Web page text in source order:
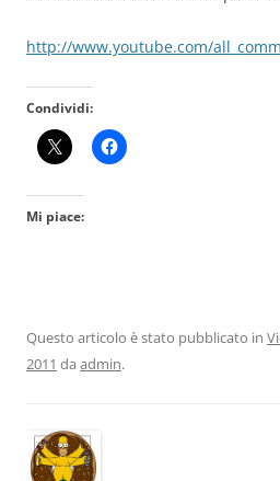
http://www.youtube.com/
Condividi:
Mi piace:
Questo articolo è stato pubblicato in
2011 da admin.